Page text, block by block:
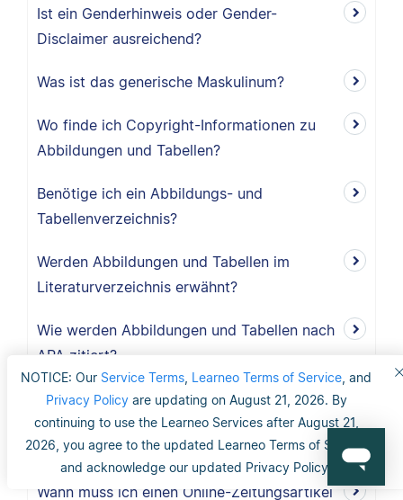
NOTICE: Our Service Terms Learneo Terms of Service , and
Privacy Policyare updating on August 21, 2026. By
continuing to use the Learneo Services after August 21,
2026, you agree to the updated Learneo Terms of Service
and acknowledge our updated Privacy Policy.
Ist ein Genderhinweis oder Gender-
Disclaimer ausreichend?
Was ist das generische Maskulinum?
Wo finde ich Copyright-Informationen zu
Abbildungen und Tabellen?
Benötige ich ein Abbildungs- und
Tabellenverzeichnis?
Werden Abbildungen und Tabellen im
Literaturverzeichnis erwähnt?
Wie werden Abbildungen und Tabellen nach
APA zitiert?
Ist ein gedruckter Zeitungsartikel eine
bessere Quelle als ein Online-
Zeitungsartikel?
Wann muss ich einen Online-Zeitungsartikel